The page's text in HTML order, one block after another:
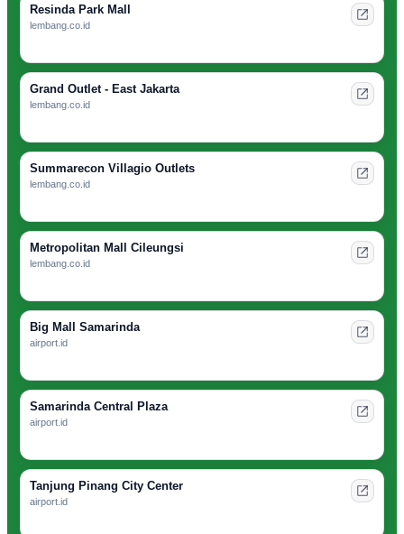
Resinda Park Mall
lembang.co.id
Grand Outlet - East Jakarta
lembang.co.id
Summarecon Villagio Outlets
lembang.co.id
Metropolitan Mall Cileungsi
lembang.co.id
Big Mall Samarinda
airport.id
Samarinda Central Plaza
airport.id
Tanjung Pinang City Center
airport.id